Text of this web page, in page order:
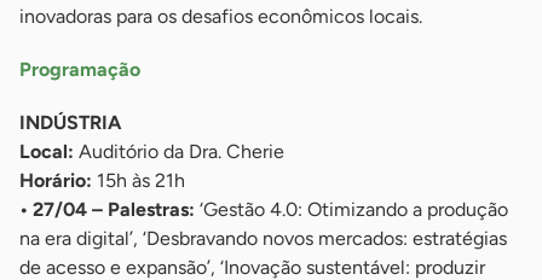
inovadoras para os desafios econômicos locais.
Programação
INDÚSTRIA
Local: Auditório da Dra. Cherie
Horário: 15h às 21h
• 27/04 – Palestras: ‘Gestão 4.0: Otimizando a produção
na era digital’, ‘Desbravando novos mercados: estratégias
de acesso e expansão’, ‘Inovação sustentável: produzir